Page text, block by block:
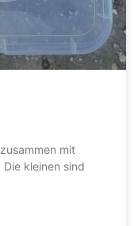
mit
kleinen sind